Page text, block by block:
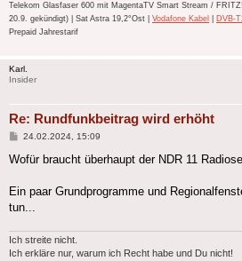
Telekom Glasfaser 600 mit MagentaTV Smart Stream /
20.9. gekündigt) | Sat Astra 19,2°Ost | Vodafone Kabel DVB-
Prepaid Jahrestarif
Karl.
Insider
Re: Rundfunkbeitrag wird erhöht
Beitrag
24.02.2024, 15:09
Wofür braucht überhaupt der NDR 11
Ein paar Grundprogramme und
tun...
Ich streite nicht.
Ich erkläre nur, warum ich Recht habe und Du nicht!